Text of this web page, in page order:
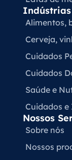
Indústrias
Alimentos,
Cerveja,
Cuidados
Cuidados
Saúde e
Cuidados
Nossos
Sobre nós
Nossos